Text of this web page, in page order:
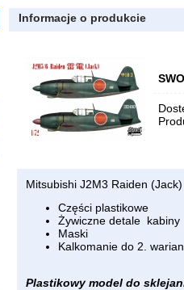
Informacje o produkcie
Mitsubishi J2M3 Raiden (Jack)
Części plastikowe
Żywiczne detale kabiny
Maski
Kalkomanie do 2.
Plastikowy model do